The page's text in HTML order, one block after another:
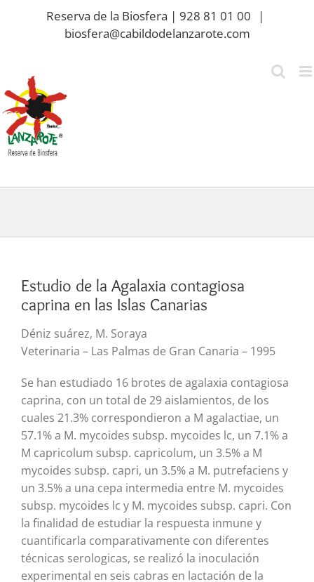
Reserva de la Biosfera | 928 81 01 00
|
biosfera@cabildodelanzarote.com
Estudio de la Agalaxia contagiosa
caprina en las Islas Canarias
Déniz suárez, M. Soraya
Veterinaria – Las Palmas de Gran Canaria – 1995
Se han estudiado 16 brotes de agalaxia contagiosa
caprina, con un total de 29 aislamientos, de los
cuales 21.3% correspondieron a M agalactiae, un
57.1% a M. mycoides subsp. mycoides lc, un 7.1% a
M capricolum subsp. capricolum, un 3.5% a M
mycoides subsp. capri, un 3.5% a M. putrefaciens y
un 3.5% a una cepa intermedia entre M. mycoides
subsp. mycoides lc y M. mycoides subsp. capri. Con
la finalidad de estudiar la respuesta inmune y
cuantificarla comparativamente con diferentes
técnicas serologicas, se realizó la inoculación
experimental en seis cabras en lactación de la